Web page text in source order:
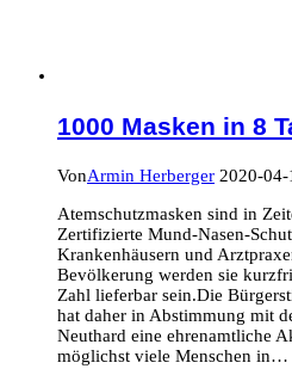
1000 Masken in 8
VonArmin Herberger 2020-04-
Atemschutzmasken sind in
Zertifizierte Mund-Nasen-
Krankenhäusern und
Bevölkerung werden sie
Zahl lieferbar sein.Die
hat daher in Abstimmung mit
Neuthard eine ehrenamtliche
möglichst viele Menschen in…